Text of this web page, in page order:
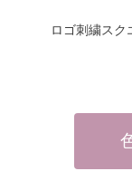
ロゴ刺繍スク